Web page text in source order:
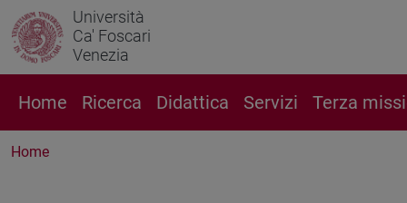
Università
Ca' Foscari
Venezia
Home Ricerca Didattica Servizi Terza
Home